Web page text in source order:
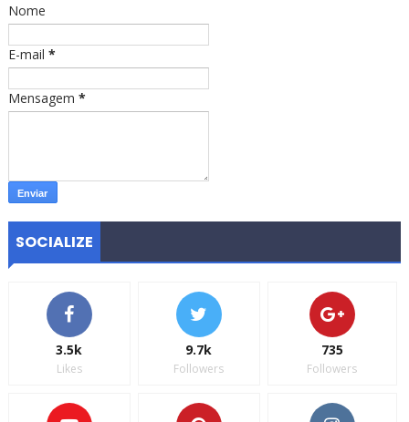
Nome
E-mail *
Mensagem *
SOCIALIZE
3.5k
Likes
9.7k
Followers
735
Followers